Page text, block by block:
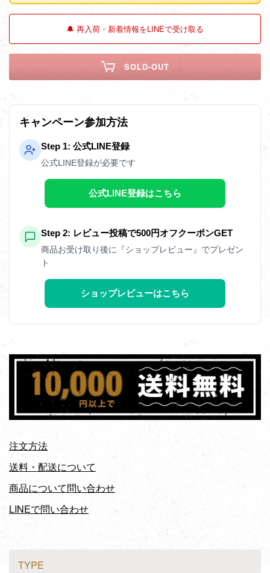
🔔 再入荷・新着情報をLINEで受け取る
SOLD-OUT
キャンペーン参加方法
Step 1: 公式LINE登録
公式LINE登録が必要です
公式LINE登録はこちら
Step 2: レビュー投稿で500円オフクーポンGET
商品お受け取り後に『ショップレビュー』でプレゼン
ト
ショップレビューはこちら
注文方法
送料・配送について
商品について問い合わせ
LINEで問い合わせ
TYPE